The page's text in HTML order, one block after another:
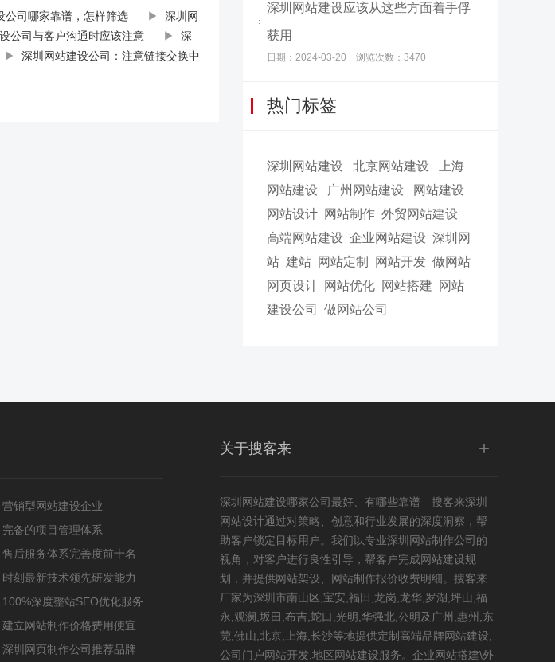
公司哪家靠谱，怎样筛选 ▶ 深圳网
公司与客户沟通时应该注意 ▶ 深
深圳网站建设公司：注意链接交换中
深圳网站建设应该从这些方面着手俘
获用
日期：2024-03-20 浏览次数：3470
热门标签
深圳网站建设 北京网站建设
上海
网站建设
广州网站建设
网站建设
网站设计 网站制作 外贸网站建设
高端网站建设 企业网站建设 深圳网
站 建站 网站定制 网站开发 做网站
网页设计 网站优化 网站搭建
网站
建设公司
做网站公司
营销型网站建设企业
完备的项目管理体系
售后服务体系完善度前十名
时刻最新技术领先研发能力
100%深度整站SEO优化服务
建立网站制作价格费用便宜
深圳网页制作公司推荐品牌
关于搜客来 +
深圳网站建设哪家公司最好、有哪些靠谱—搜客来深圳
网站设计通过对策略、创意和行业发展的深度洞察，帮
助客户锁定目标用户。我们以专业深圳网站制作公司的
视角，对客户进行良性引导，帮客户完成网站建设规
划，并提供网站架设、网站制作报价收费明细。搜客来
厂家为深圳市南山区,宝安,福田,龙岗,龙华,罗湖,坪山,福
永,观澜,坂田,布吉,蛇口,光明,华强北,公明及广州,惠州,东
莞,佛山,北京,上海,长沙等地提供定制高端品牌网站建设,
公司门户网站开发, 地区网站建设服务。企业网站搭建\外